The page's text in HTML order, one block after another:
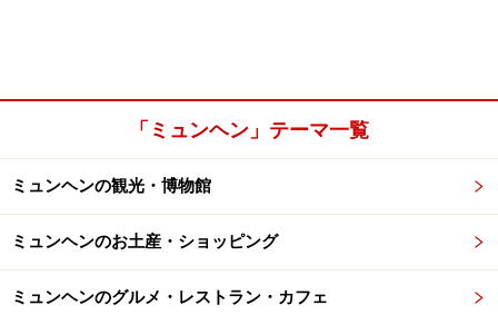
「ミュンヘン」テーマ一覧
ミュンヘンの観光・博物館
ミュンヘンのお土産・ショッピング
ミュンヘンのグルメ・レストラン・カフェ